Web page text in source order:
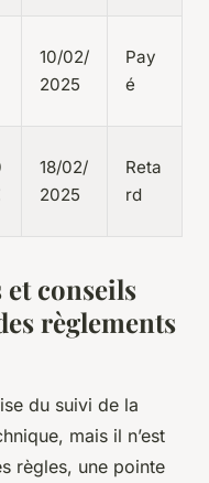
10/02/
2025
Pay
é
18/02/
2025
Reta
rd
conseils
règlements
du suivi de la
mais il n’est
règles, une pointe